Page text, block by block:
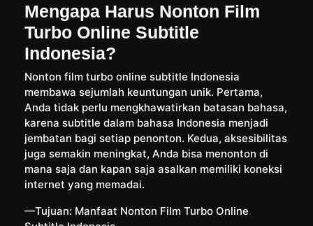
Mengapa Harus Nonton Film
Turbo Online Subtitle
Indonesia?
Nonton film turbo online subtitle Indonesia
membawa sejumlah keuntungan unik. Pertama,
Anda tidak perlu mengkhawatirkan batasan bahasa,
karena subtitle dalam bahasa Indonesia menjadi
jembatan bagi setiap penonton. Kedua, aksesibilitas
juga semakin meningkat, Anda bisa menonton di
mana saja dan kapan saja asalkan memiliki koneksi
internet yang memadai.
—Tujuan: Manfaat Nonton Film Turbo Online